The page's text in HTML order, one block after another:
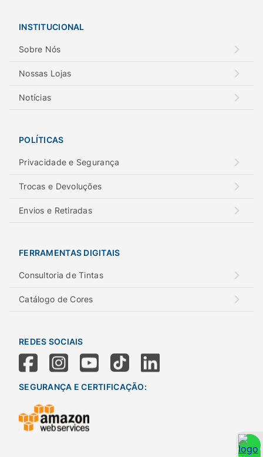
INSTITUCIONAL
Sobre Nós
Nossas Lojas
Notícias
POLÍTICAS
Privacidade e Segurança
Trocas e Devoluções
Envios e Retiradas
FERRAMENTAS DIGITAIS
Consultoria de Tintas
Catálogo de Cores
REDES SOCIAIS
SEGURANÇA E CERTIFICAÇÃO: